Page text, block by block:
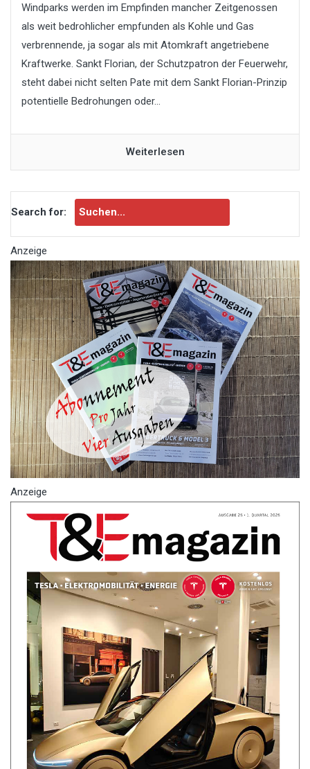
Windparks werden im Empfinden mancher Zeitgenossen
als weit bedrohlicher empfunden als Kohle und Gas
verbrennende, ja sogar als mit Atomkraft angetriebene
Kraftwerke. Sankt Florian, der Schutzpatron der Feuerwehr,
steht dabei nicht selten Pate mit dem Sankt Florian-Prinzip
potentielle Bedrohungen oder...
Weiterlesen
Search for:
Anzeige
Anzeige